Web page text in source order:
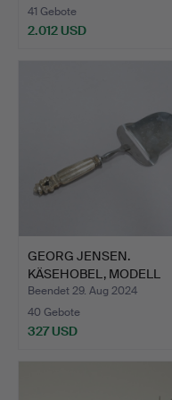
41 Gebote
2.012 USD
GEORG JENSEN.
KÄSEHOBEL, MODELL
„KING“, SI…
Beendet 29. Aug 2024
40 Gebote
327 USD